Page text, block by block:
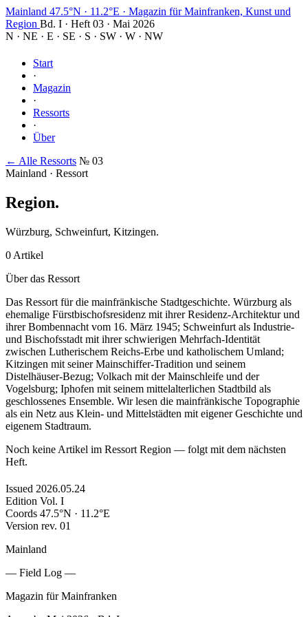
Mainland 47.5°N · 11.2°E · Magazin für Mainfranken, Kunst und
Region Bd. I · Heft 03 · Mai 2026
N · NE · E · SE · S · SW · W · NW
Start
·
Magazin
·
Ressorts
·
Über
← Alle Ressorts № 03
Mainland · Ressort
Region.
Würzburg, Schweinfurt, Kitzingen.
0 Artikel
Über das Ressort
Das Ressort für die mainfränkische Stadtgeschichte. Würzburg als
ehemalige Fürstbischofsresidenz mit ihrer Residenz-Architektur und
ihrer Bombennacht vom 16. März 1945; Schweinfurt als Industrie-
und Bischofsstadt mit ihrer schwierigen Mehrfach-Identität
zwischen Lutherischem Reichs-Erbe und katholischem Umland;
Kitzingen mit seiner Mainschiffer-Tradition und seinem
Distelhäuser-Bezug; Volkach mit der Mainschleife und der
Vogelsburg; Iphofen mit seinem mittelalterlichen Stadtbild als
geschlossenes Ensemble. Wir lesen die mainfränkische Topographie
als ein Netz aus Klein- und Mittelstädten mit eigener Geschichte und
eigenem Stadtraum.
Noch keine Artikel im Ressort Region — folgt mit dem nächsten
Heft.
Issued 2026.05.24
Edition Vol. I
Coords 47.5°N · 11.2°E
Version rev. 01
Mainland
— Field Log —
Magazin für Mainfranken